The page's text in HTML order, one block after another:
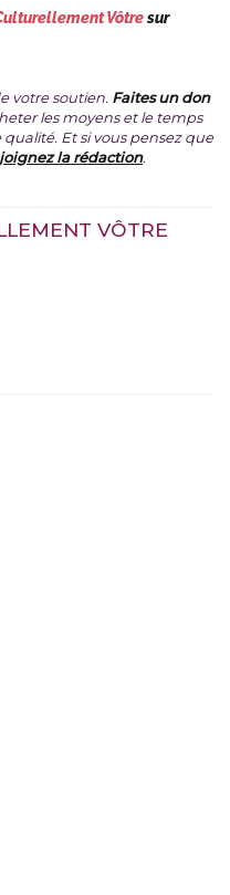
Vôtresur
votre soutien. Faites un don
les moyens et le temps
Et si vous pensez que
la rédaction.
VÔTRE